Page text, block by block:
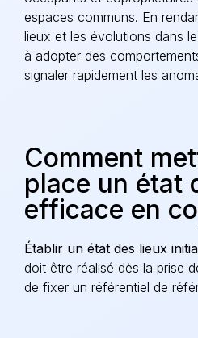
espaces communs. En
lieux et les évolutions dans
à adopter des
signaler rapidement les
Comment
place un état
efficace en
Établir un état des lieux
doit être réalisé dès la prise
de fixer un référentiel de